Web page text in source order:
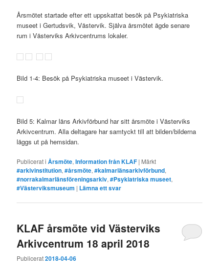
Årsmötet startade efter ett uppskattat besök på Psykiatriska
museet i Gertudsvik, Västervik. Själva årsmötet ägde senare
rum i Västerviks Arkivcentrums lokaler.
Bild 1-4: Besök på Psykiatriska museet i Västervik.
Bild 5: Kalmar läns Arkivförbund har sitt årsmöte i Västerviks
Arkivcentrum. Alla deltagare har samtyckt till att bilden/bilderna
läggs ut på hemsidan.
Publicerat i Årsmöte,Information från KLAF | Märkt
#arkivinstitution,#årsmöte,#kalmarlänsarkivförbund,
#norrakalmarlänsföreningsarkiv,#Psykiatriska museet,
#Västerviksmuseum | Lämna ett svar
KLAF årsmöte vid Västerviks
Arkivcentrum 18 april 2018
Publicerat2018-04-06